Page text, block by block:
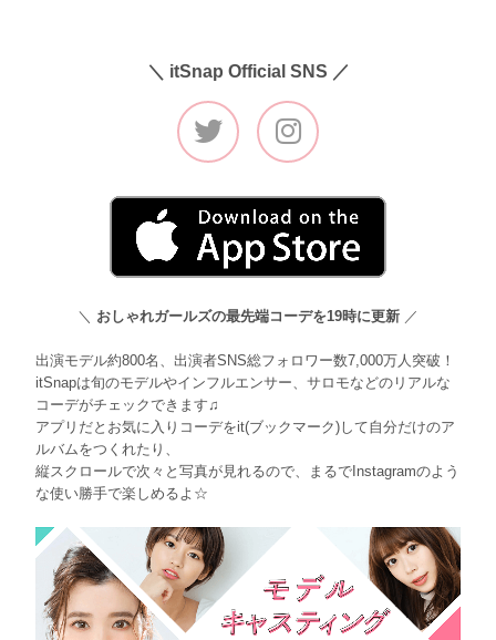
＼ itSnap Official SNS ／
＼ おしゃれガールズの最先端コーデを19時に更新 ／
出演モデル約800名、出演者SNS総フォロワー数7,000万人突破！
itSnapは旬のモデルやインフルエンサー、サロモなどのリアルな
コーデがチェックできます♫
アプリだとお気に入りコーデをit(ブックマーク)して自分だけのア
ルバムをつくれたり、
縦スクロールで次々と写真が見れるので、まるでInstagramのよう
な使い勝手で楽しめるよ☆